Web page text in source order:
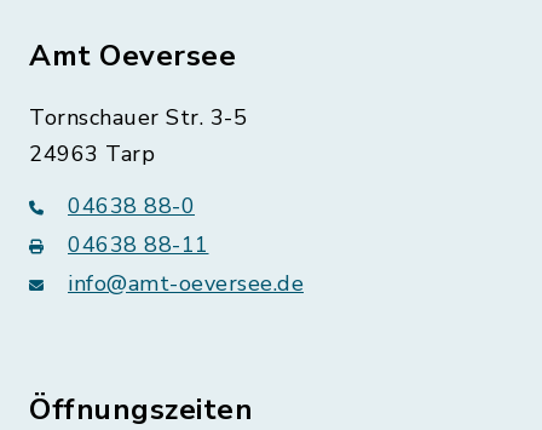
Amt Oeversee
Tornschauer Str. 3-5
24963 Tarp
04638 88-0
04638 88-11
info@amt-oeversee.de
Öffnungszeiten